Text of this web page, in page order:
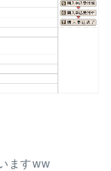
ますww